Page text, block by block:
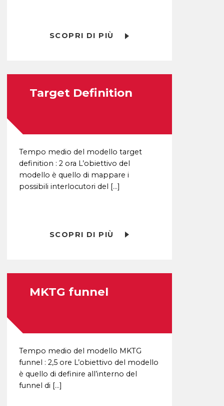
SCOPRI DI PIÙ
Target Definition
Tempo medio del modello target
definition : 2 ora L’obiettivo del
modello è quello di mappare i
possibili interlocutori del […]
SCOPRI DI PIÙ
MKTG funnel
Tempo medio del modello MKTG
funnel : 2,5 ore L’obiettivo del modello
è quello di definire all’interno del
funnel di […]